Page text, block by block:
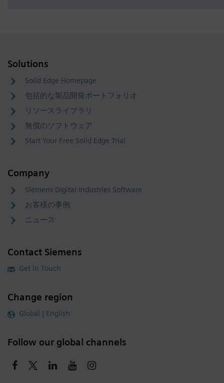
Solutions
Solid Edge Homepage
包括的な製品開発ポートフォリオ
リソースライブラリ
無償のソフトウェア
Start Your Free Solid Edge Trial
Company
Siemens Digital Industries Software
お客様の事例
ニュース
Contact Siemens
Get in Touch
Change region
Global | English
Follow our global channels